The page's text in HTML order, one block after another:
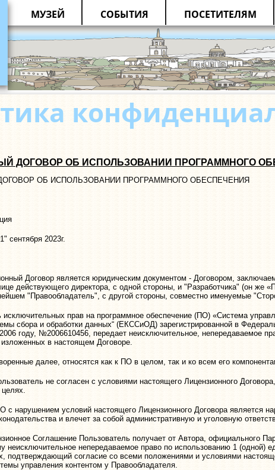
МУЗЕЙ СОБЫТИЯ ПОСЕТИТЕЛЯМ
ДОГОВОР ОБ ИСПОЛЬЗОВАНИИ ПРОГРАММНОГО
ОБ ИСПОЛЬЗОВАНИИ ПРОГРАММНОГО ОБЕСПЕЧЕНИЯ
сентября 2023г.
Договор является юридическим документом - Договором,
действующего директора, с одной стороны, и "Разработчика" (он же
"Правообладатель", с другой стороны, совместно именуемые
исключительных прав на программное обеспечение (ПО) «Система
сбора и обработки данных“ (ЕКССиОД) зарегистрированной в
году, №2006610456, передает неисключительное, непередаваемое
в настоящем Договоре.
далее, относятся как к ПО в целом, так и ко всем его
не согласен с условиями настоящего Лицензионного
с нарушением условий настоящего Лицензионного Договора является
и влечет за собой административную и уголовную
Соглашение Пользователь получает от Автора, официального
непередаваемое право по использованию 1 (одной)
подтверждающий согласие со всеми положениями и условиями
управления контентом у Правообладателя.